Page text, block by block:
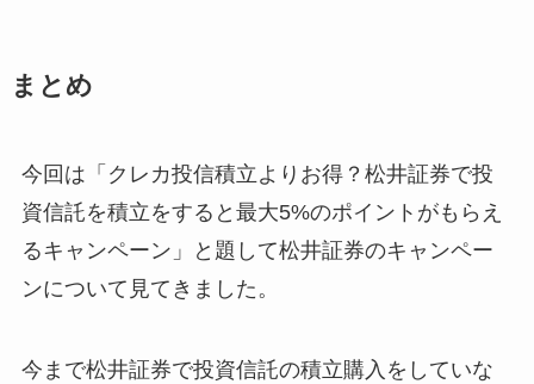
まとめ
今回は「クレカ投信積立よりお得？松井証券で投
資信託を積立をすると最大5%のポイントがもらえ
るキャンペーン」と題して松井証券のキャンペー
ンについて見てきました。
今まで松井証券で投資信託の積立購入をしていな